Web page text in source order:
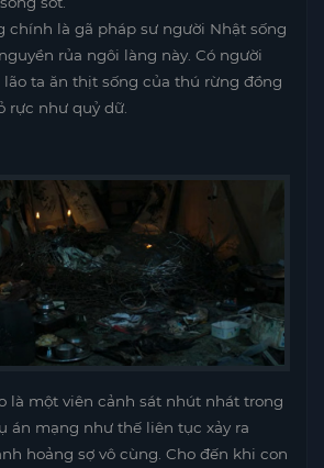
chính là gã pháp sư người Nhật sống
rủa ngôi làng này. Có người
ta ăn thịt sống của thú rừng đồng
rực như quỷ dữ.
là một viên cảnh sát nhút nhát trong
án mạng như thế liên tục xảy ra
hoảng sợ vô cùng. Cho đến khi con